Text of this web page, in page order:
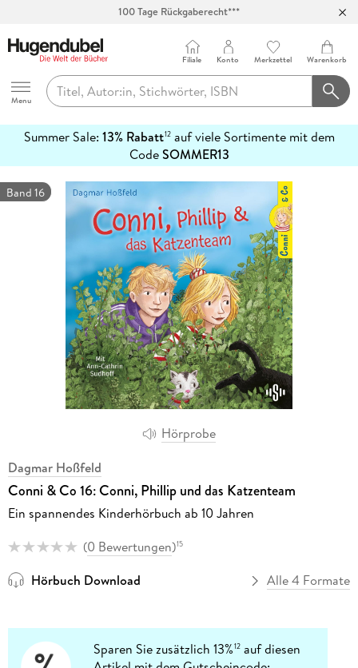
Hugendubel
Menu
Filiale Konto Merkzettel Warenkorb
Summer Sale: 13% Rabatt12auf viele Sortimente mit dem
CodeSOMMER13
erfahren
Hörprobe
Band 16
Dagmar Hoßfeld
Conni & Co 16: Conni, Phillip und das Katzenteam
Ein spannendes Kinderhörbuch ab 10 Jahren
(0 Bewertungen)15
Hörbuch Download Alle 4 Formate
Sparen Sie zusätzlich 13%12 auf diesen